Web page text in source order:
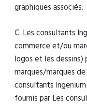
graphiques associés.
C. Les consultants
commerce et/ou
logos et les
marques/marques
consultants
fournis par Les